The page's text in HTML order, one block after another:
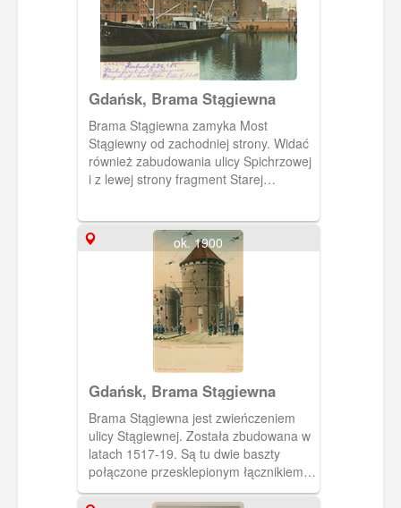
Gdańsk, Brama Stągiewna
Brama Stągiewna zamyka Most
Stągiewny od zachodniej strony. Widać
również zabudowania ulicy Spichrzowej
i z lewej strony fragment Starej
ok. 1900
Gdańsk, Brama Stągiewna
Brama Stągiewna jest zwieńczeniem
ulicy Stągiewnej. Została zbudowana w
latach 1517-19. Są tu dwie baszty
połączone przesklepionym łącznikiem-
przejazdem.